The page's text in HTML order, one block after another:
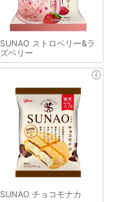
SUNAO ストロベリー&ラ
ズベリー
SUNAO チョコモナカ